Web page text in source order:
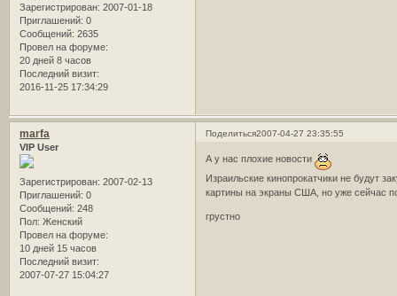
Зарегистрирован: 2007-01-18
Приглашений: 0
Сообщений: 2635
Провел на форуме:
20 дней 8 часов
Последний визит:
2016-11-25 17:34:29
Поделиться2007-04-27 23:35:55
marfa
VIP User
Зарегистрирован: 2007-02-13
Приглашений: 0
Сообщений: 248
Пол: Женский
Провел на форуме:
10 дней 15 часов
Последний визит:
2007-07-27 15:04:27
А у нас плохие новости
Израильские кинопрокатчики не будут
картины на экраны США, но уже сейчас
грустно